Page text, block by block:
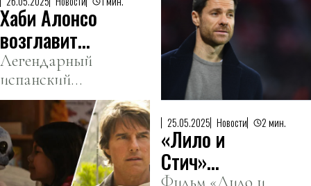
коллекцию
трофеев.
Хаби Алонсо
возглавит
«Реал
Мадрид»
Легендарный
испанский
футболист
подписал
трехлетний
контракт.
25.05.2025 Новости 2 мин.
«Лило и
Стич»